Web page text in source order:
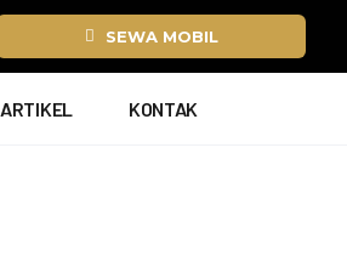
SEWA MOBIL
ARTIKEL KONTAK